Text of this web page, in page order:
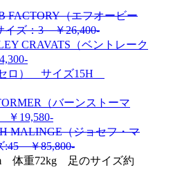
FACTORY（エフオービー
ズ：3 ￥26,400-
CRAVATS（ベントレーク
ロ） サイズ15H
（バーンストーマ
19,580-
MALINGE（ジョセフ・マ
￥85,800-
体重72kg 足のサイズ約